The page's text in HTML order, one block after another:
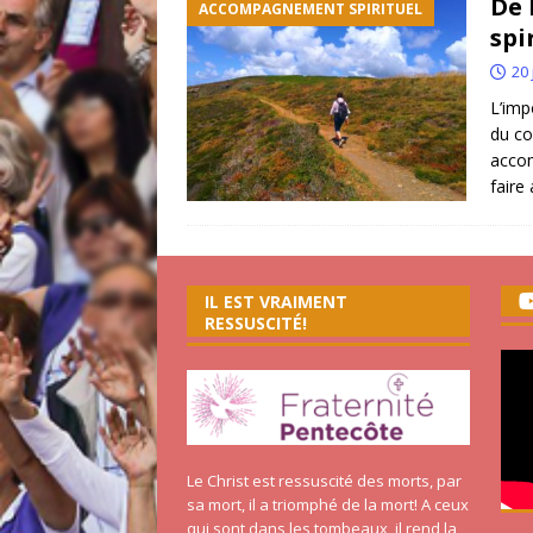
ACCOMPAGNEMENT SPIRITUEL
20
du
faire
IL EST VRAIMENT
RESSUSCITÉ!
Le Christ est ressuscité des morts, par
sa mort, il a triomphé de la mort! A ceux
qui sont dans les tombeaux, il rend la